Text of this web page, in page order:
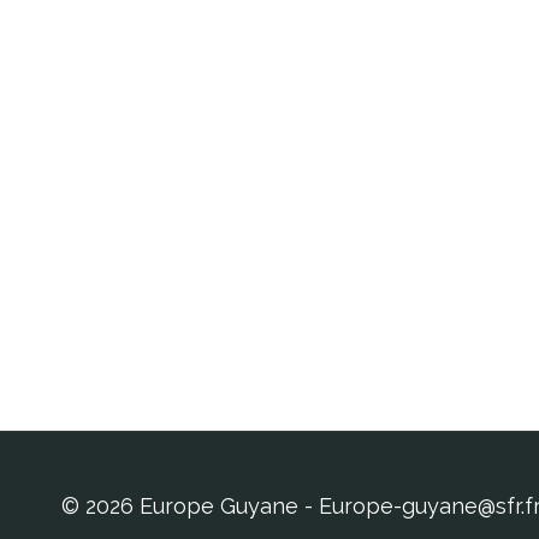
© 2026 Europe Guyane - Europe-